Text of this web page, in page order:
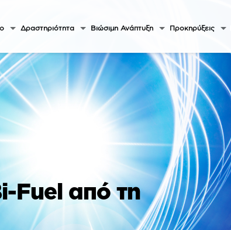
Δραστηριότητα Βιώσιμη Ανάπτυξη Προκηρύξεις
Fuel από τη